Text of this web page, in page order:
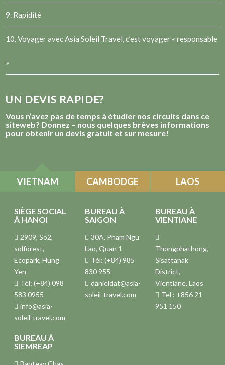
9. Rapidité
10. Voyager avec Asia Soleil Travel, c’est voyager « responsable
»
UN DEVIS RAPIDE?
Vous n’avez pas de temps à étudier nos circuits dans ce
siteweb? Donnez – nous quelques brèves informations
pour obtenir un devis gratuit et sur mesure!
VIETNAM CAMBODGE LAOS
SIÈGE SOCIAL
À HANOI
2909, So2,
solforest,
Ecopark, Hung
Yen
Tél: (+84) 098
583 0955
info@asia-
soleil-travel.com
BUREAU À
SAIGON
30A, Pham Ngu
Lao, Quan 1
Tél: (+84) 985
830 955
danieldat@asia-
soleil-travel.com
BUREAU À
VIENTIANE
Thongphathong,
Sisattanak
District,
Vientiane, Laos
Tel : +856 21
951 150
BUREAU À
SIEMREAP